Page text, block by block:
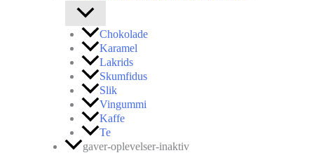
Chokolade
Karamel
Lakrids
Skumfidus
Slik
Vingummi
Kaffe
Te
gaver-oplevelser-inaktiv